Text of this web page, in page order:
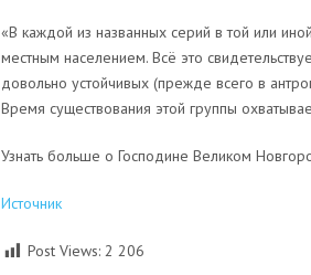
«В каждой из названных серий в той или
местным населением. Всё это
довольно устойчивых (прежде всего в
Время существования этой группы
Узнать больше о Господине Великом
Источник
Post Views: 2 206